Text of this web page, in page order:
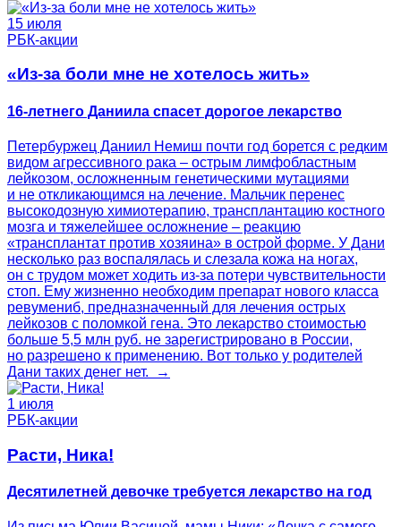
15 июля
РБК-акции
«Из-за боли мне не хотелось жить»
16-летнего Даниила спасет дорогое лекарство
Петербуржец Даниил Немиш почти год борется с редким
видом агрессивного рака – острым лимфобластным
лейкозом, осложненным генетическими мутациями
и не откликающимся на лечение. Мальчик перенес
высокодозную химиотерапию, трансплантацию костного
мозга и тяжелейшее осложнение – реакцию
«трансплантат против хозяина» в острой форме. У Дани
несколько раз воспалялась и слезала кожа на ногах,
он с трудом может ходить из-за потери чувствительности
стоп. Ему жизненно необходим препарат нового класса
ревумениб, предназначенный для лечения острых
лейкозов с поломкой гена. Это лекарство стоимостью
больше 5,5 млн руб. не зарегистрировано в России,
но разрешено к применению. Вот только у родителей
Дани таких денег нет. →
1 июля
РБК-акции
Расти, Ника!
Десятилетней девочке требуется лекарство на год